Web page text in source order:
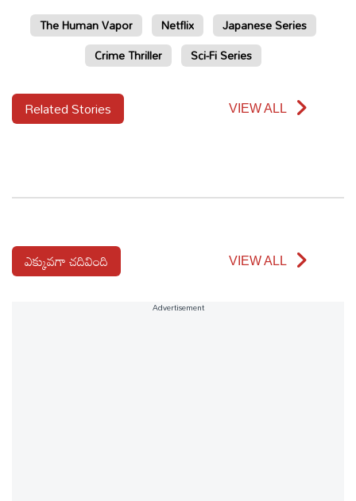
The Human Vapor Netflix
Japanese Series
Crime Thriller
Sci-Fi Series
Related Stories VIEW ALL
ఎక్కువగా చదివింది VIEW ALL
Advertisement